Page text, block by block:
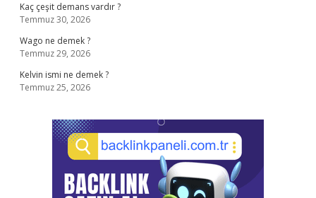
Kaç çeşit demans vardır ?
Temmuz 30, 2026
Wago ne demek ?
Temmuz 29, 2026
Kelvin ismi ne demek ?
Temmuz 25, 2026